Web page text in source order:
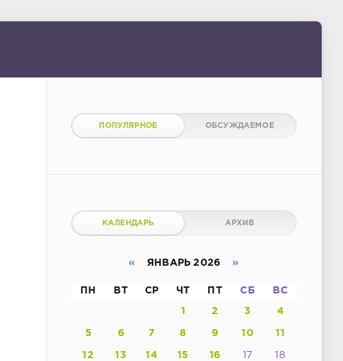
ПОПУЛЯРНОЕ ОБСУЖДАЕМОЕ
КАЛЕНДАРЬ АРХИВ
« ЯНВАРЬ 2026 »
ПН ВТ СР ЧТ ПТ СБ ВС
1 2 3 4
5 6 7 8 9 10 11
12 13 14 15 16 17 18